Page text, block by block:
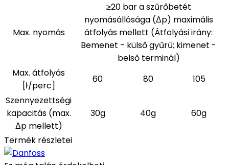
Max. nyomás
≥20 bar a szűrőbetét
nyomásállósága (Δp) maximális
átfolyás mellett (Átfolyási irány:
Bemenet - külső gyűrű; kimenet -
belső terminál)
Max. átfolyás
[ŀ/perc]
60 80
105
Szennyezettségi
kapacitás (max.
Δp mellett)
30g 40g 60g
Termék részletei